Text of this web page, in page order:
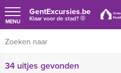
GentExcursies.be
Klaar voor de stad?®
MENU
34 uitjes gevonden